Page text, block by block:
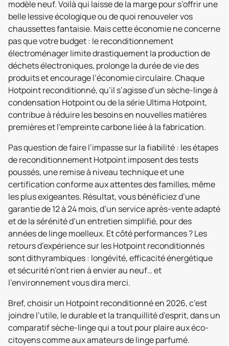
modèle neuf. Voilà qui laisse de la marge pour s’offrir une
belle lessive écologique ou de quoi renouveler vos
chaussettes fantaisie. Mais cette économie ne concerne
pas que votre budget : le reconditionnement
électroménager limite drastiquement la production de
déchets électroniques, prolonge la durée de vie des
produits et encourage l’économie circulaire. Chaque
Hotpoint reconditionné, qu’il s’agisse d’un sèche-linge à
condensation Hotpoint ou de la série Ultima Hotpoint,
contribue à réduire les besoins en nouvelles matières
premières et l’empreinte carbone liée à la fabrication.
Pas question de faire l’impasse sur la fiabilité : les étapes
de reconditionnement Hotpoint imposent des tests
poussés, une remise à niveau technique et une
certification conforme aux attentes des familles, même
les plus exigeantes. Résultat, vous bénéficiez d’une
garantie de 12 à 24 mois, d’un service après-vente adapté
et de la sérénité d’un entretien simplifié, pour des
années de linge moelleux. Et côté performances ? Les
retours d’expérience sur les Hotpoint reconditionnés
sont dithyrambiques : longévité, efficacité énergétique
et sécurité n’ont rien à envier au neuf… et
l’environnement vous dira merci.
Bref, choisir un Hotpoint reconditionné en 2026, c’est
joindre l’utile, le durable et la tranquillité d’esprit, dans un
comparatif sèche-linge qui a tout pour plaire aux éco-
citoyens comme aux amateurs de linge parfumé.